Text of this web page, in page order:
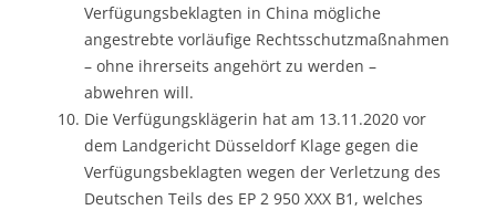
Verfügungsbeklagten in China mögliche
angestrebte vorläufige Rechtsschutzmaßnahmen
– ohne ihrerseits angehört zu werden –
abwehren will.
Die Verfügungsklägerin hat am 13.11.2020 vor
dem Landgericht Düsseldorf Klage gegen die
Verfügungsbeklagten wegen der Verletzung des
Deutschen Teils des EP 2 950 XXX B1, welches